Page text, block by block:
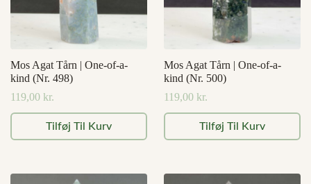
Mos Agat Tårn | One-of-a-
kind (Nr. 498)
119,00 kr.
Tilføj Til Kurv
Mos Agat Tårn | One-of-a-
kind (Nr. 500)
119,00 kr.
Tilføj Til Kurv